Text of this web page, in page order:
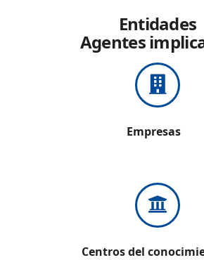
Entidades
Agentes
Empresas
Centros del